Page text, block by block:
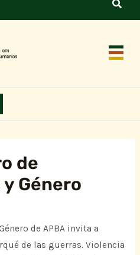
de
Género
de APBA invita a
de las guerras. Violencia